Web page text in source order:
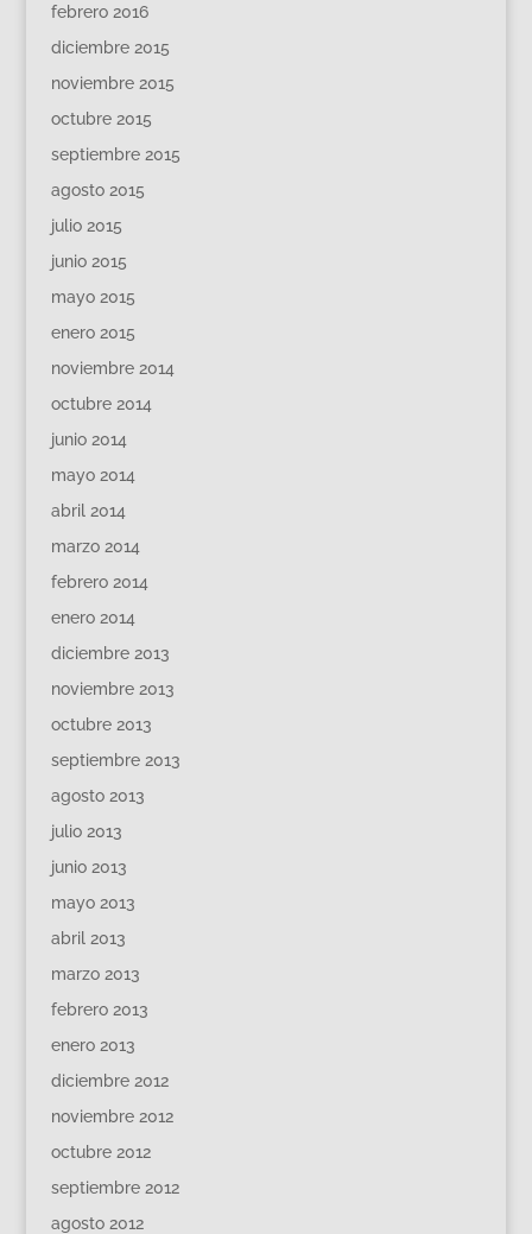
febrero 2016
diciembre 2015
noviembre 2015
octubre 2015
septiembre 2015
agosto 2015
julio 2015
junio 2015
mayo 2015
enero 2015
noviembre 2014
octubre 2014
junio 2014
mayo 2014
abril 2014
marzo 2014
febrero 2014
enero 2014
diciembre 2013
noviembre 2013
octubre 2013
septiembre 2013
agosto 2013
julio 2013
junio 2013
mayo 2013
abril 2013
marzo 2013
febrero 2013
enero 2013
diciembre 2012
noviembre 2012
octubre 2012
septiembre 2012
agosto 2012